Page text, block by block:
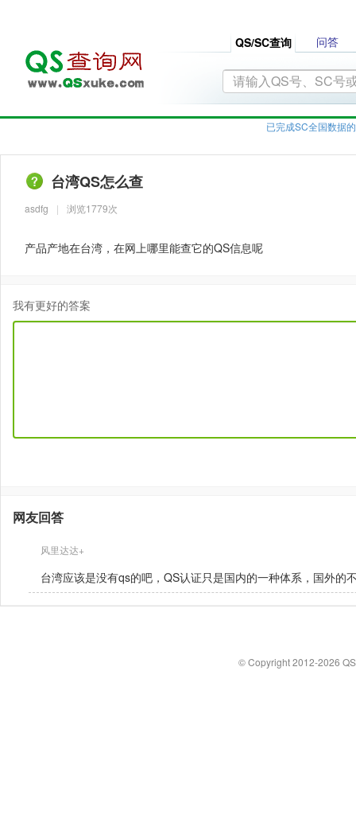
QS/SC查询 问答
已完成SC全国数据
台湾QS怎么查
asdfg | 浏览1779次
产品产地在台湾，在网上哪里能查它的QS信息呢
我有更好的答案
网友回答
风里达达+
台湾应该是没有qs的吧，QS认证只是国内的一种体系，国外的
© Copyright 2012-2026